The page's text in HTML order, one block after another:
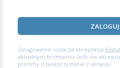
Zalogowanie oznacza akceptację
aktualnym brzmieniu. Jeśli nie
prosimy o niekorzystanie z serwisu.